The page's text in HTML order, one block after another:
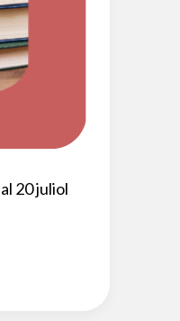
20 juliol